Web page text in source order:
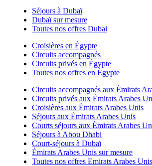
Séjours à Dubaï
Dubaï sur mesure
Toutes nos offres Dubai
Croisières en Égypte
Circuits accompagnés
Circuits privés en Égypte
Toutes nos offres en Égypte
Circuits accompagnés aux Émirats
Circuits privés aux Émirats Arabes
Croisières aux Émirats Arabes Unis
Séjours aux Émirats Arabes Unis
Courts séjours aux Émirats Arabes
Séjours à Abou Dhabi
Court-séjours à Dubaï
Émirats Arabes Unis sur mesure
Toutes nos offres Emirats Arabes Unis